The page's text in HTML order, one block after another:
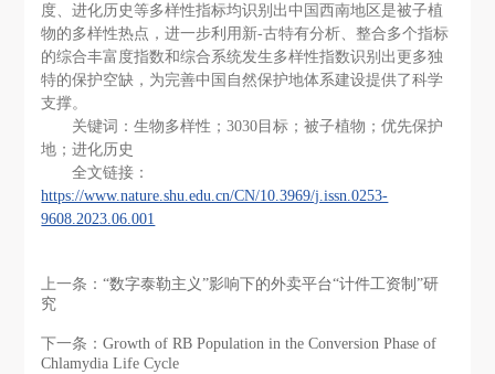
度、进化历史等多样性指标均识别出中国西南地区是被子植
物的多样性热点，进一步利用新-古特有分析、整合多个指标
的综合丰富度指数和综合系统发生多样性指数识别出更多独
特的保护空缺，为完善中国自然保护地体系建设提供了科学
支撑。
关键词：生物多样性；3030目标；被子植物；优先保护
地；进化历史
全文链接：
https://www.nature.shu.edu.cn/CN/10.3969/j.issn.0253-
9608.2023.06.001
上一条：“数字泰勒主义”影响下的外卖平台“计件工资制”研
究
下一条：Growth of RB Population in the Conversion Phase of
Chlamydia Life Cycle